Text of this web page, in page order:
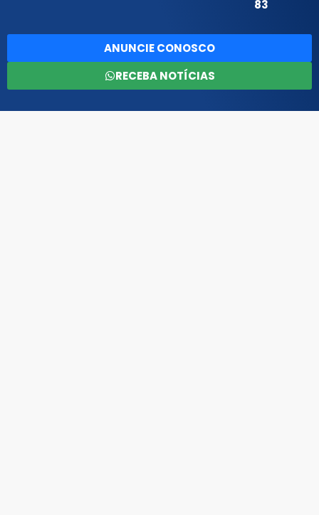
83
ANUNCIE CONOSCO
RECEBA NOTÍCIAS